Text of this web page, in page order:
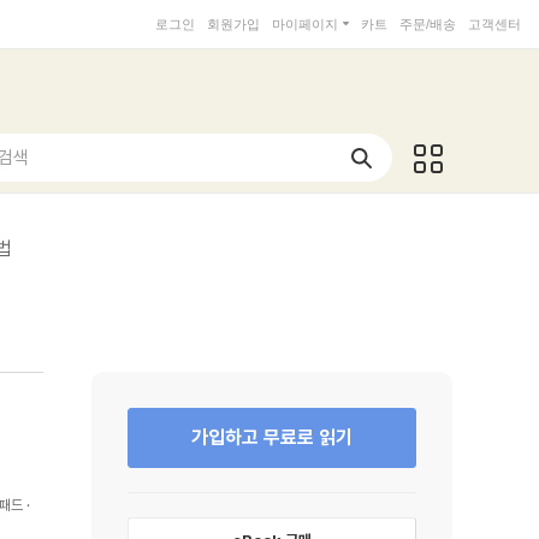
로그인 회원가입 마이페이지 카트 주문/배송 고객센터
색
드
가입하고 무료로 읽기